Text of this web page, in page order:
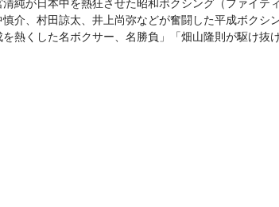
が日本中を熱狂させた昭和ボクシング（ファイテ
、村田諒太、井上尚弥などが奮闘した平成ボクシ
くした名ボクサー、名勝負」「畑山隆則が駆け抜